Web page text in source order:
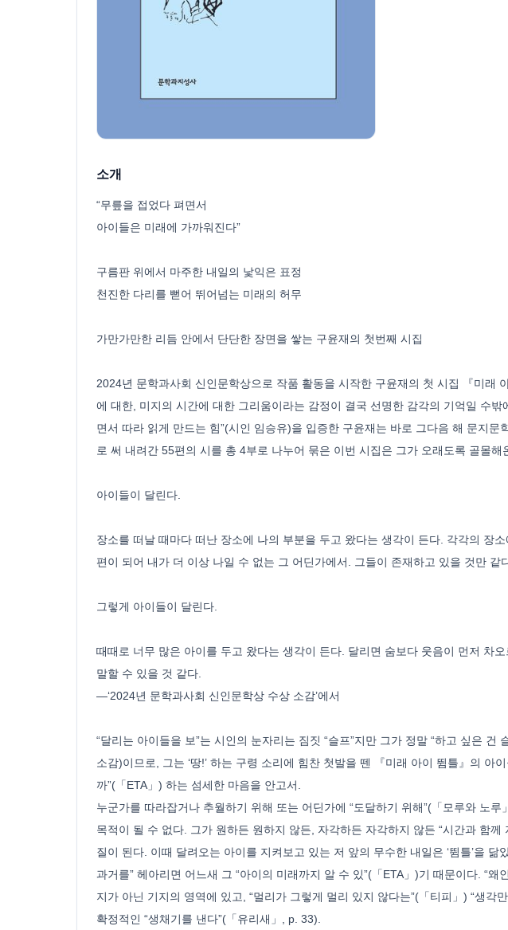
소개
“무릎을 접었다 펴면서
아이들은 미래에 가까워진다”
구름판 위에서 마주한 내일의 낯익은 표정
천진한 다리를 뻗어 뛰어넘는 미래의 허무
가만가만한 리듬 안에서 단단한 장면을 쌓는 구윤재의 첫번째 시집
2024년 문학과사회 신인문학상으로 작품 활동을 시작한 구윤재의 첫 시집 『미래
에 대한, 미지의 시간에 대한 그리움이라는 감정이 결국 선명한 감각의 기억일 수
면서 따라 읽게 만드는 힘”(시인 임승유)을 입증한 구윤재는 바로 그다음 해 문지
로 써 내려간 55편의 시를 총 4부로 나누어 묶은 이번 시집은 그가 오래도록 골몰
아이들이 달린다.
장소를 떠날 때마다 떠난 장소에 나의 부분을 두고 왔다는 생각이 든다. 각각의
편이 되어 내가 더 이상 나일 수 없는 그 어딘가에서. 그들이 존재하고 있을 것만 같
그렇게 아이들이 달린다.
때때로 너무 많은 아이를 두고 왔다는 생각이 든다. 달리면 숨보다 웃음이 먼저 차
말할 수 있을 것 같다.
―‘2024년 문학과사회 신인문학상 수상 소감’에서
“달리는 아이들을 보”는 시인의 눈자리는 짐짓 “슬프”지만 그가 정말 “하고 싶은
소감)이므로, 그는 ‘땅!’ 하는 구령 소리에 힘찬 첫발을 뗀 『미래 아이 뜀틀』의
까”(「ETA」) 하는 섬세한 마음을 안고서.
누군가를 따라잡거나 추월하기 위해 또는 어딘가에 “도달하기 위해”(「모루와 노
목적이 될 수 없다. 그가 원하든 원하지 않든, 자각하든 자각하지 않든 “시간과 함
질이 된다. 이때 달려오는 아이를 지켜보고 있는 저 앞의 무수한 내일은 ‘뜀틀’을
과거를” 헤아리면 어느새 그 “아이의 미래까지 알 수 있”(「ETA」)기 때문이다. “
지가 아닌 기지의 영역에 있고, “멀리가 그렇게 멀리 있지 않다는”(「티피」) “생
확정적인 “생채기를 낸다”(「유리새」, p. 33).